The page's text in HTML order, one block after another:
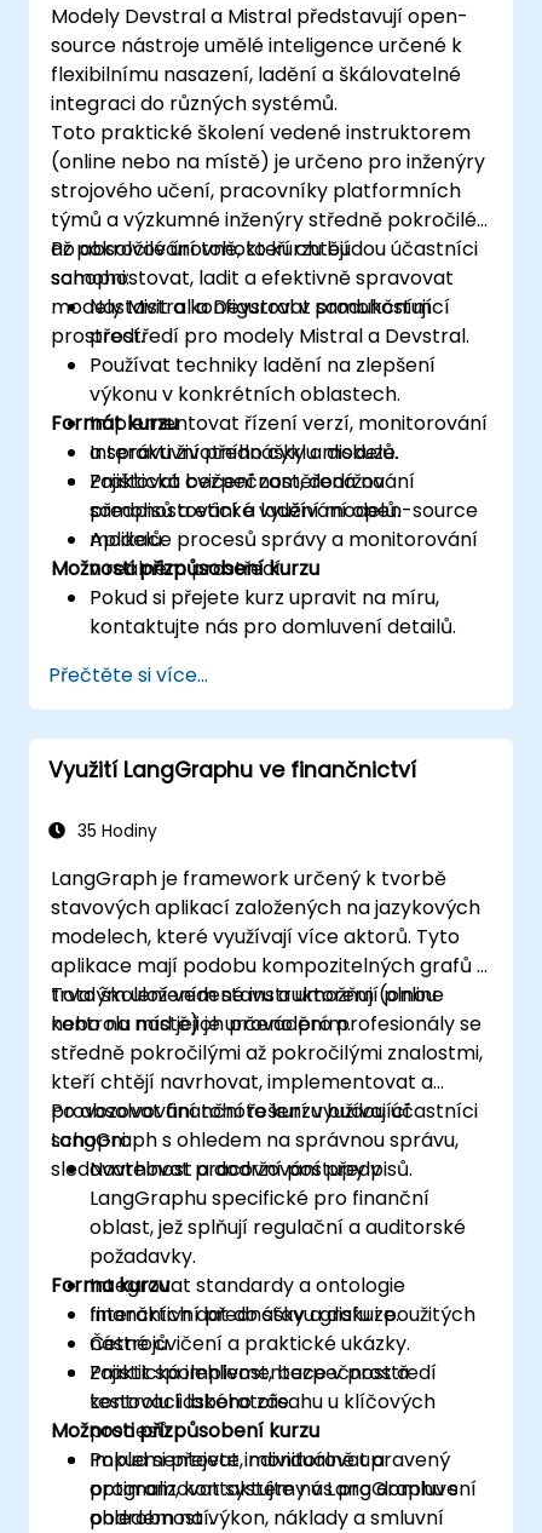
Modely Devstral a Mistral představují open-
source nástroje umělé inteligence určené k
flexibilnímu nasazení, ladění a škálovatelné
integraci do různých systémů.
Toto praktické školení vedené instruktorem
(online nebo na místě) je určeno pro inženýry
strojového učení, pracovníky platformních
týmů a výzkumné inženýry středně pokročilé
až pokročilé úrovně, kteří chtějí
samohostovat, ladit a efektivně spravovat
modely Mistral a Devstral v produkčním
prostředí.
Po absolvování tohoto kurzu budou účastníci
schopni:
Nastavit a konfigurovat samohostující
prostředí pro modely Mistral a Devstral.
Používat techniky ladění na zlepšení
výkonu v konkrétních oblastech.
Implementovat řízení verzí, monitorování
a správu životního cyklu modelů.
Zajišťovat bezpečnost, dodržování
předpisů a etické využívání open-source
modelů.
Formát kurzu
Interaktivní přednášky a diskuze.
Praktická cvičení zaměřená na
samohostování a ladění modelů.
Aplikace procesů správy a monitorování
v reálném prostředí.
Možnosti přizpůsobení kurzu
Pokud si přejete kurz upravit na míru,
kontaktujte nás pro domluvení detailů.
Přečtěte si více...
Využití LangGraphu ve finančnictví
35 Hodiny
LangGraph je framework určený k tvorbě
stavových aplikací založených na jazykových
modelech, které využívají více aktorů. Tyto
aplikace mají podobu kompozitelných grafů s
trvalým uložením stavu a umožňují plnou
kontrolu nad jejich prováděním.
Toto školení vedené instruktorem (online
nebo na místě) je určeno pro profesionály se
středně pokročilými až pokročilými znalostmi,
kteří chtějí navrhovat, implementovat a
provozovat finanční řešení využívající
LangGraph s ohledem na správnou správu,
sledovatelnost a dodržování předpisů.
Po absolvování tohoto kurzu budou účastníci
schopni:
Navrhovat pracovní postupy v
LangGraphu specifické pro finanční
oblast, jež splňují regulační a auditorské
požadavky.
Integrovat standardy a ontologie
finančních dat do stavu grafu i použitých
nástrojů.
Zajistit spolehlivost, bezpečnost a
kontrolu lidského zásahu u klíčových
procesů.
Implementovat, monitorovat a
optimalizovat systémy v LangGraphu s
ohledem na výkon, náklady a smluvní
Forma kurzu
Interaktivní přednášky a diskuze.
Četné cvičení a praktické ukázky.
Praktická implementace v prostředí
testovací laboratoře.
Možnosti přizpůsobení kurzu
Pokud si přejete individuálně upravený
program, kontaktujte nás pro domluvení
podrobností.